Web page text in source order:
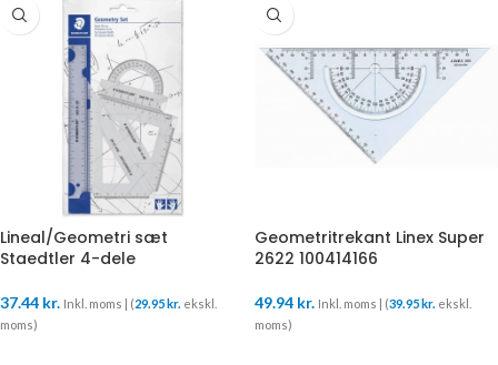
Lineal/Geometri sæt
Staedtler 4-dele
37.44 kr. Inkl. moms | (29.95 kr. ekskl.
moms)
Geometritrekant Linex Super
2622 100414166
49.94 kr. Inkl. moms | (39.95 kr. ekskl.
moms)